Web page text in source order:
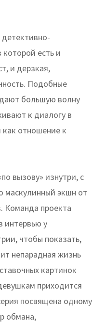
есть и
и дерзкая,
Подобные
большую волну
к диалогу в
отношение к
вызову» изнутри, с
маскулинный экшн от
Команда проекта
интервью у
чтобы показать,
непарадная жизнь
картинок
приходится
посвящена одному
обмана,